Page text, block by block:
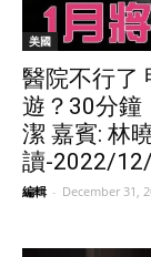
美國
醫院不行了
遊？30分鐘
潔 嘉賓: 林
讀-2022/12/
編輯 - December 31,